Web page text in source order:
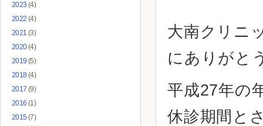
2023 (4)
2022 (4)
2021 (3)
2020(4)
2019 (5)
2018(4)
2017 (9)
2016 (1)
2015 (7)
大南クリニ
にありがと
平成27年の
休診期間と